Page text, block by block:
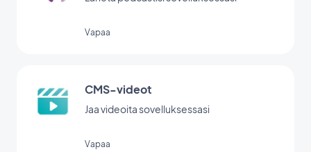
Vapaa
CMS-videot
Jaa videoita sovelluksessasi
Vapaa